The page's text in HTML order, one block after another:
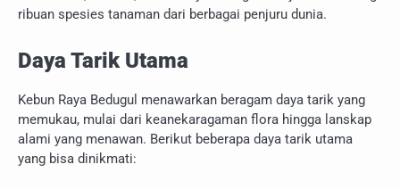
ribuan spesies tanaman dari berbagai penjuru dunia.
Daya Tarik Utama
Kebun Raya Bedugul menawarkan beragam daya tarik yang
memukau, mulai dari keanekaragaman flora hingga lanskap
alami yang menawan. Berikut beberapa daya tarik utama
yang bisa dinikmati: